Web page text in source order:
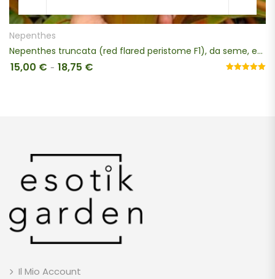
Nepenthes truncata (red flared peristome F1), da seme, esemplari assortiti
€ - 18,75€Fascia di prezzo: da 15,00 € a 18,75 €
Il Mio Account